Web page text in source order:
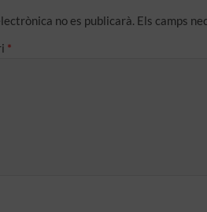
no es publicarà. Els camps
*